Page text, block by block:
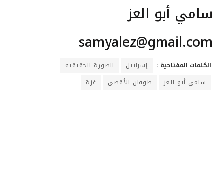
سامي أبو العز
samyalez@gmail.com
الكلمات المفتاحية : إسرائيل
الصورة الحقيقية
سامي أبو العز
طوفان الأقصى غزة